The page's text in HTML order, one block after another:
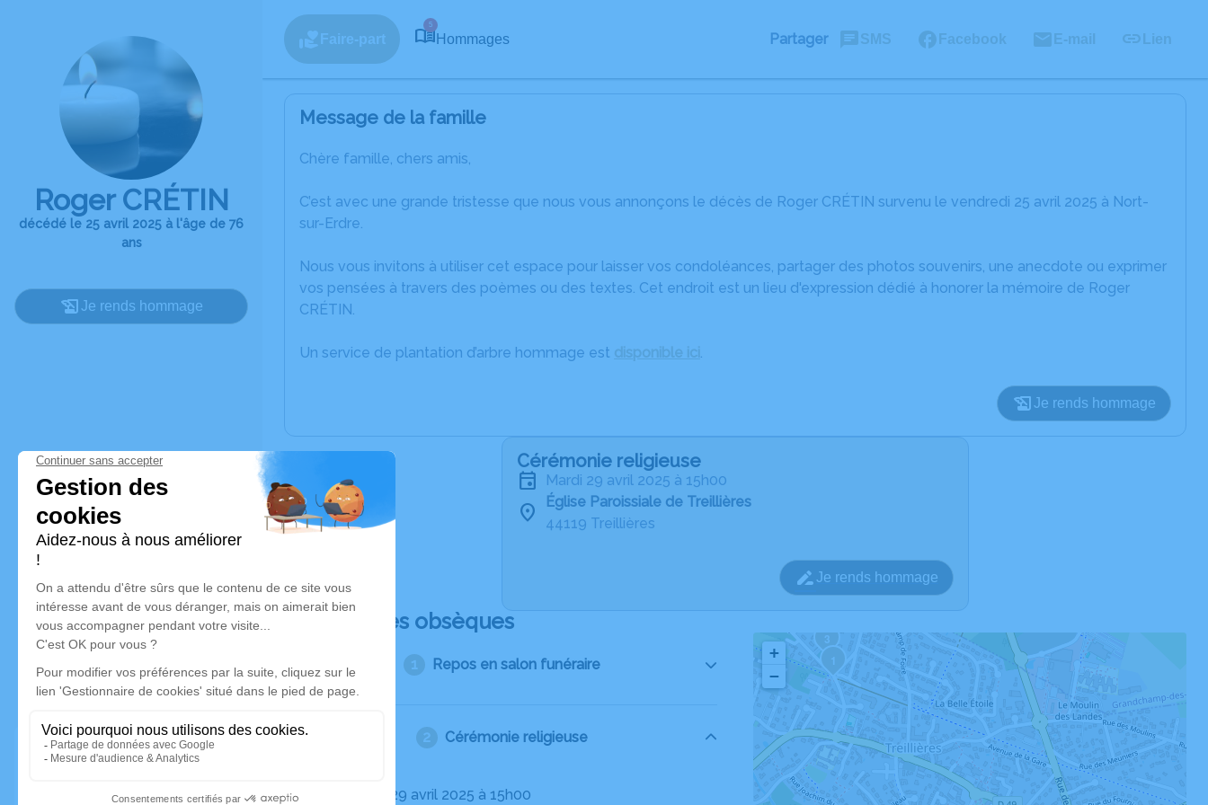
Roger CRÉTIN
décédé le 25 avril 2025 à l'âge de 76
ans
Je rends hommage
Faire-part
5
Hommages Partager SMS Facebook E-mail Lien
Message de la famille
Chère famille, chers amis,
C’est avec une grande tristesse que nous vous annonçons le décès de Roger CRÉTIN survenu le vendredi 25 avril 2025 à Nort-
sur-Erdre.
Nous vous invitons à utiliser cet espace pour laisser vos condoléances, partager des photos souvenirs, une anecdote ou exprimer
vos pensées à travers des poèmes ou des textes. Cet endroit est un lieu d'expression dédié à honorer la mémoire de Roger
CRÉTIN.
Un service de plantation d’arbre hommage est disponible ici .
Je rends hommage
Cérémonie religieuse
mardi 29 avril 2025 à 15h00
Église Paroissiale de Treillières
44119 Treillières
Je rends hommage
Déroulé des obsèques
Repos en salon funéraire
Cérémonie religieuse
Le mardi 29 avril 2025 à 15h00
1
3
+
−